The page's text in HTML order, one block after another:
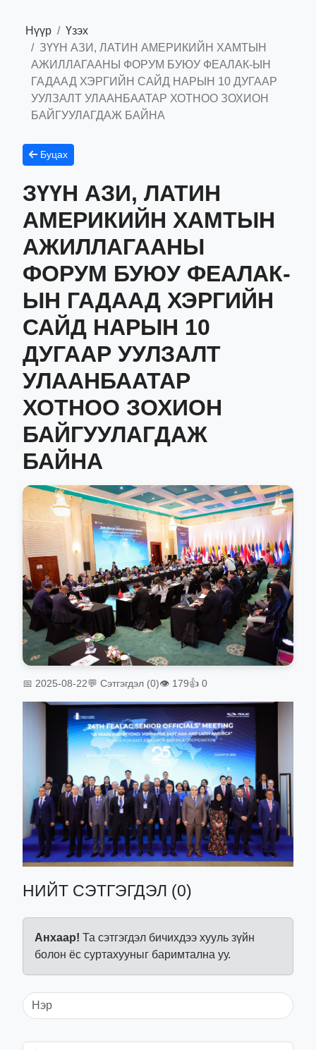
Нүүр
Үзэх
ЗҮҮН АЗИ, ЛАТИН АМЕРИКИЙН ХАМТЫН
АЖИЛЛАГААНЫ ФОРУМ БУЮУ ФЕАЛАК-ЫН
ГАДААД ХЭРГИЙН САЙД НАРЫН 10 ДУГААР
УУЛЗАЛТ УЛААНБААТАР ХОТНОО ЗОХИОН
БАЙГУУЛАГДАЖ БАЙНА
Буцах
ЗҮҮН АЗИ, ЛАТИН
АМЕРИКИЙН ХАМТЫН
АЖИЛЛАГААНЫ
ФОРУМ БУЮУ ФЕАЛАК-
ЫН ГАДААД ХЭРГИЙН
САЙД НАРЫН 10
ДУГААР УУЛЗАЛТ
УЛААНБААТАР
ХОТНОО ЗОХИОН
БАЙГУУЛАГДАЖ
БАЙНА
📅 2025-08-22💬 Сэтгэгдэл (0)👁 179👍 0
НИЙТ СЭТГЭГДЭЛ (0)
Анхаар! Та сэтгэгдэл бичихдээ хууль зүйн
болон ёс суртахууныг баримтална уу.